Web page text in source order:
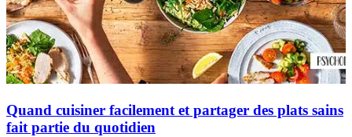
Quand cuisiner facilement et partager des plats sains
fait partie du quotidien